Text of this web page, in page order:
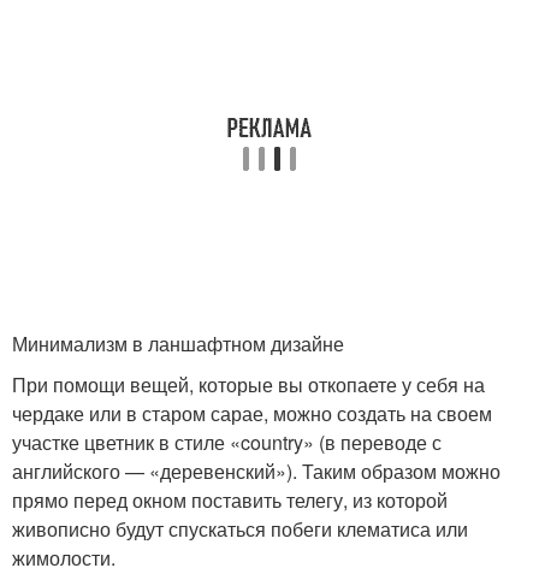
Минимализм в ланшафтном дизайне
При помощи вещей, которые вы откопаете у себя на
чердаке или в старом сарае, можно создать на своем
участке цветник в стиле «country» (в переводе с
английского — «деревенский»). Таким образом можно
прямо перед окном поставить телегу, из которой
живописно будут спускаться побеги клематиса или
жимолости.